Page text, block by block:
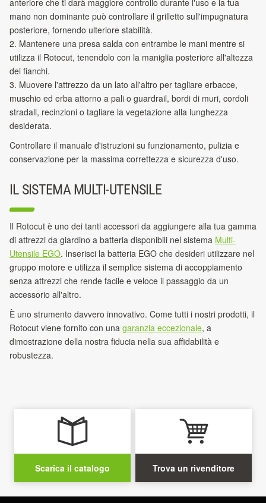
mano non dominante può controllare il grilletto sull'impugnatura
posteriore, fornendo ulteriore stabilità.
2. Mantenere una presa salda con entrambe le mani mentre si
utilizza il Rotocut, tenendolo con la maniglia posteriore all'altezza
dei fianchi.
3. Muovere l'attrezzo da un lato all'altro per tagliare erbacce,
muschio ed erba attorno a pali o guardrail, bordi di muri, cordoli
stradali, recinzioni o tagliare la vegetazione alla lunghezza
desiderata.
Controllare il manuale d'istruzioni su funzionamento, pulizia e
conservazione per la massima correttezza e sicurezza d'uso.
IL SISTEMA MULTI-UTENSILE
Il Rotocut è uno dei tanti accessori da aggiungere alla tua gamma
di attrezzi da giardino a batteria disponibili nel sistema Multi-
Utensile EGO. Inserisci la batteria EGO che desideri utilizzare nel
gruppo motore e utilizza il semplice sistema di accoppiamento
senza attrezzi che rende facile e veloce il passaggio da un
accessorio all'altro.
È uno strumento davvero innovativo. Come tutti i nostri prodotti, il
Rotocut viene fornito con una garanzia eccezionale, a
dimostrazione della nostra fiducia nella sua affidabilità e
robustezza.
Scarica il catalogo Trova un rivenditore